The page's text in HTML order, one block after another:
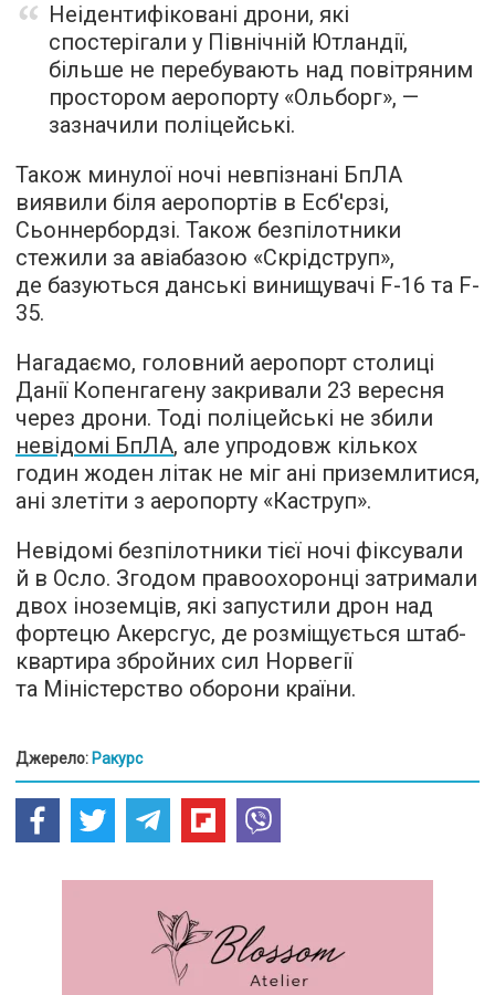
Неідентифіковані дрони, які
спостерігали у Північній Ютландії,
більше не перебувають над повітряним
простором аеропорту «Ольборг», —
зазначили поліцейські.
Також минулої ночі невпізнані БпЛА
виявили біля аеропортів в Есб'єрзі,
Сьоннербордзі. Також безпілотники
стежили за авіабазою «Скрідструп»,
де базуються данські винищувачі F-16 та F-
35.
Нагадаємо, головний аеропорт столиці
Данії Копенгагену закривали 23 вересня
через дрони. Тоді поліцейські не збили
невідомі БпЛА, але упродовж кількох
годин жоден літак не міг ані приземлитися,
ані злетіти з аеропорту «Каструп».
Невідомі безпілотники тієї ночі фіксували
й в Осло. Згодом правоохоронці затримали
двох іноземців, які запустили дрон над
фортецю Акерсгус, де розміщується штаб-
квартира збройних сил Норвегії
та Міністерство оборони країни.
Джерело: Ракурс